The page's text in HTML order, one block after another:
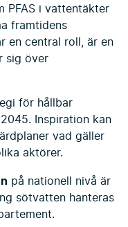
PFAS i vattentäkter
framtidens
en central roll, är en
sig över
för hållbar
Inspiration kan
vad gäller
aktörer.
på nationell nivå är
sötvatten hanteras